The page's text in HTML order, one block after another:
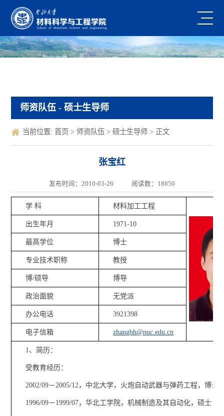
师资队伍 - 硕士生导师
当前位置: 首页 > 师资队伍 > 硕士生导师 > 正文
张宝红
发布时间：2010-03-26 阅读数： 18850
学 科 材料加工工程
出生年月 1971-10
最高学位 博士
专业技术职称 教授
博/硕导 博导
政治面貌 无党派
办公电话 3921398
电子信箱 zhangbh@nuc.edu.cn
1、简历：
受教育经历：
2002/09－2005/12，中北大学，火炮自动武器与弹药工程，博士
1996/09－1999/07，华北工学院，机械制造及其自动化，硕士